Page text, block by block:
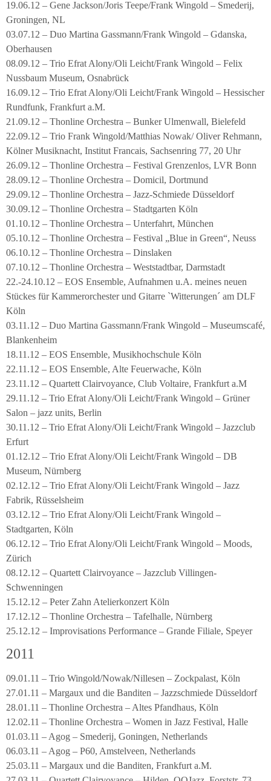
19.06.12 – Gene Jackson/Joris Teepe/Frank Wingold – Smederij,
Groningen, NL
03.07.12 – Duo Martina Gassmann/Frank Wingold – Gdanska,
Oberhausen
08.09.12 – Trio Efrat Alony/Oli Leicht/Frank Wingold – Felix
Nussbaum Museum, Osnabrück
16.09.12 – Trio Efrat Alony/Oli Leicht/Frank Wingold – Hessischer
Rundfunk, Frankfurt a.M.
21.09.12 – Thonline Orchestra – Bunker Ulmenwall, Bielefeld
22.09.12 – Trio Frank Wingold/Matthias Nowak/ Oliver Rehmann,
Kölner Musiknacht, Institut Francais, Sachsenring 77, 20 Uhr
26.09.12 – Thonline Orchestra – Festival Grenzenlos, LVR Bonn
28.09.12 – Thonline Orchestra – Domicil, Dortmund
29.09.12 – Thonline Orchestra – Jazz-Schmiede Düsseldorf
30.09.12 – Thonline Orchestra – Stadtgarten Köln
01.10.12 – Thonline Orchestra – Unterfahrt, München
05.10.12 – Thonline Orchestra – Festival „Blue in Green“, Neuss
06.10.12 – Thonline Orchestra – Dinslaken
07.10.12 – Thonline Orchestra – Weststadtbar, Darmstadt
22.-24.10.12 – EOS Ensemble, Aufnahmen u.A. meines neuen
Stückes für Kammerorchester und Gitarre `Witterungen´ am DLF
Köln
03.11.12 – Duo Martina Gassmann/Frank Wingold – Museumscafé,
Blankenheim
18.11.12 – EOS Ensemble, Musikhochschule Köln
22.11.12 – EOS Ensemble, Alte Feuerwache, Köln
23.11.12 – Quartett Clairvoyance, Club Voltaire, Frankfurt a.M
29.11.12 – Trio Efrat Alony/Oli Leicht/Frank Wingold – Grüner
Salon – jazz units, Berlin
30.11.12 – Trio Efrat Alony/Oli Leicht/Frank Wingold – Jazzclub
Erfurt
01.12.12 – Trio Efrat Alony/Oli Leicht/Frank Wingold – DB
Museum, Nürnberg
02.12.12 – Trio Efrat Alony/Oli Leicht/Frank Wingold – Jazz
Fabrik, Rüsselsheim
03.12.12 – Trio Efrat Alony/Oli Leicht/Frank Wingold –
Stadtgarten, Köln
06.12.12 – Trio Efrat Alony/Oli Leicht/Frank Wingold – Moods,
Zürich
08.12.12 – Quartett Clairvoyance – Jazzclub Villingen-
Schwenningen
15.12.12 – Peter Zahn Atelierkonzert Köln
17.12.12 – Thonline Orchestra – Tafelhalle, Nürnberg
25.12.12 – Improvisations Performance – Grande Filiale, Speyer
2011
09.01.11 – Trio Wingold/Nowak/Nillesen – Zockpalast, Köln
27.01.11 – Margaux und die Banditen – Jazzschmiede Düsseldorf
28.01.11 – Thonline Orchestra – Altes Pfandhaus, Köln
12.02.11 – Thonline Orchestra – Women in Jazz Festival, Halle
01.03.11 – Agog – Smederij, Goningen, Netherlands
06.03.11 – Agog – P60, Amstelveen, Netherlands
25.03.11 – Margaux und die Banditen, Frankfurt a.M.